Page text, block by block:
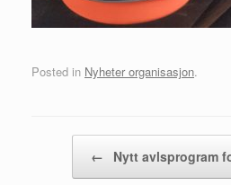
Posted in Nyheter organisasjon.
← Nytt avlsprogram